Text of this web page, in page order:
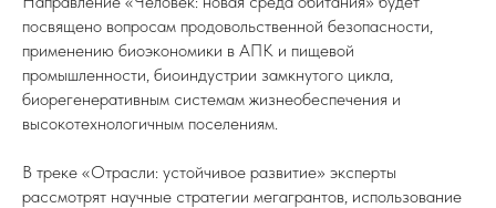
посвящено вопросам продовольственной безопасности,
применению биоэкономики в АПК и пищевой
промышленности, биоиндустрии замкнутого цикла,
биорегенеративным системам жизнеобеспечения и
высокотехнологичным поселениям.
В треке «Отрасли: устойчивое развитие» эксперты
рассмотрят научные стратегии мегагрантов, использование